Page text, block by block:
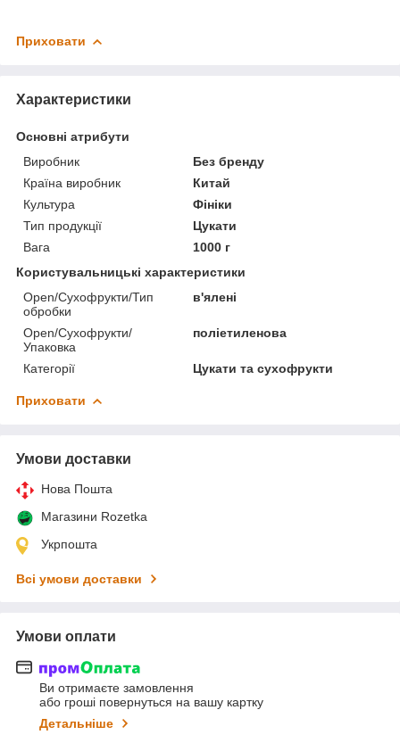
Приховати
Характеристики
Основні атрибути
Виробник
Без бренду
Країна виробник
Китай
Культура
Фініки
Тип продукції
Цукати
Вага
1000 г
Користувальницькі характеристики
Open/Сухофрукти/Тип
обробки
в'ялені
Open/Сухофрукти/
Упаковка
поліетиленова
Категорії Цукати та сухофрукти
Приховати
Умови доставки
Нова Пошта
Магазини Rozetka
Укрпошта
Всі умови доставки
Умови оплати
Ви отримаєте замовлення
або гроші повернуться на вашу картку
Детальніше